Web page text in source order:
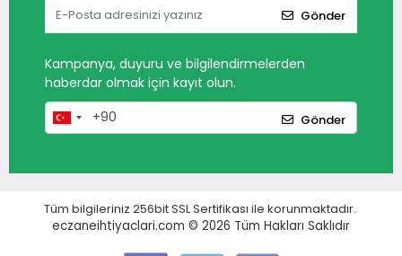
Gönder
Kampanya, duyuru ve bilgilendirmelerden
haberdar olmak için kayıt olun.
Gönder
Tüm bilgileriniz 256bit SSL Sertifikası ile korunmaktadır.
eczaneihtiyaclari.com © 2026 Tüm Hakları Saklıdır